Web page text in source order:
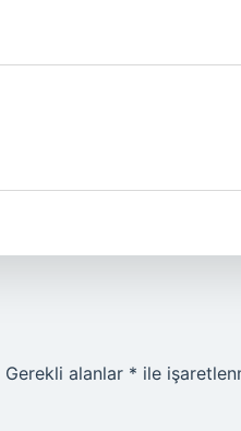
Gerekli alanlar * ile